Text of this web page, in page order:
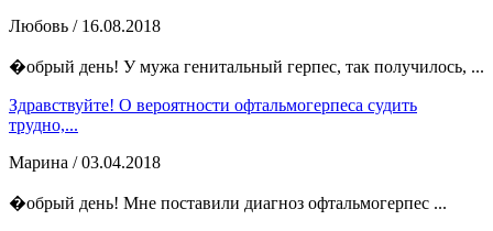
Любовь / 16.08.2018
�обрый день! У мужа генитальный герпес, так получилось, ...
Здравствуйте! О вероятности офтальмогерпеса судить
трудно,...
Марина / 03.04.2018
�обрый день! Мне поставили диагноз офтальмогерпес ...